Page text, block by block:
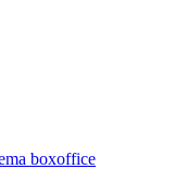
boxoffice